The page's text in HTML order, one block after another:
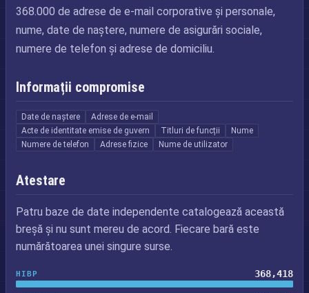
368.000 de adrese de e-mail corporative și personale,
nume, date de naștere, numere de asigurări sociale,
numere de telefon și adrese de domiciliu.
Informații compromise
Date de naștere
Adrese de e-mail
Acte de identitate emise de guvern
Titluri de funcții
Nume
Numere de telefon
Adrese fizice Nume de utilizator
Atestare
Patru baze de date independente catalogează această
breșă și nu sunt mereu de acord. Fiecare bară este
numărătoarea unei singure surse.
HIBP 368,418